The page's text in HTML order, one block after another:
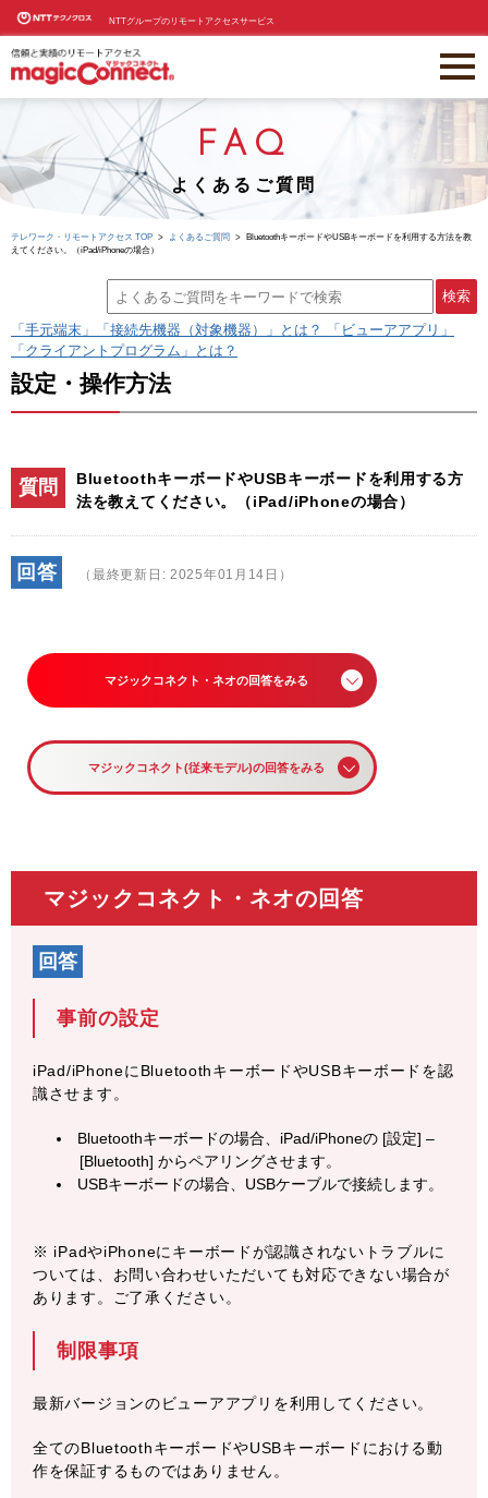
NTTグループのリモートアクセスサービス
FAQ
よくあるご質問
テレワーク・リモートアクセス TOP よくあるご質問
BluetoothキーボードやUSBキーボードを利用する方法を教
えてください。（iPad/iPhoneの場合）
「手元端末」「接続先機器（対象機器）」とは？ 「ビューアアプリ」
「クライアントプログラム」とは？
設定・操作方法
質問
BluetoothキーボードやUSBキーボードを利用する方
法を教えてください。（iPad/iPhoneの場合）
回答 （最終更新日: 2025年01月14日）
マジックコネクト・ネオの回答をみる
マジックコネクト(従来モデル)の回答をみる
マジックコネクト・ネオの回答
回答
事前の設定
iPad/iPhoneにBluetoothキーボードやUSBキーボードを認
識させます。
Bluetoothキーボードの場合、iPad/iPhoneの [設定] –
[Bluetooth] からペアリングさせます。
USBキーボードの場合、USBケーブルで接続します。
※ iPadやiPhoneにキーボードが認識されないトラブルに
ついては、お問い合わせいただいても対応できない場合が
あります。ご了承ください。
制限事項
最新バージョンのビューアアプリを利用してください。
全てのBluetoothキーボードやUSBキーボードにおける動
作を保証するものではありません。